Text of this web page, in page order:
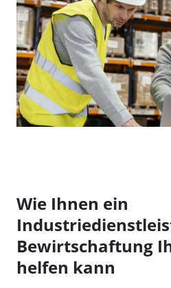
Wie Ihnen ein
Bewirtschaftung
helfen kann